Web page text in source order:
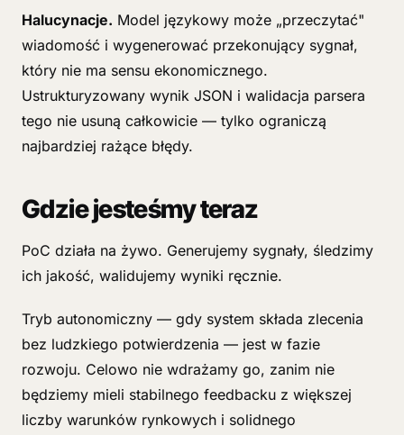
Halucynacje. Model językowy może „przeczytać"
wiadomość i wygenerować przekonujący sygnał,
który nie ma sensu ekonomicznego.
Ustrukturyzowany wynik JSON i walidacja parsera
tego nie usuną całkowicie — tylko ograniczą
najbardziej rażące błędy.
Gdzie jesteśmy teraz
PoC działa na żywo. Generujemy sygnały, śledzimy
ich jakość, walidujemy wyniki ręcznie.
Tryb autonomiczny — gdy system składa zlecenia
bez ludzkiego potwierdzenia — jest w fazie
rozwoju. Celowo nie wdrażamy go, zanim nie
będziemy mieli stabilnego feedbacku z większej
liczby warunków rynkowych i solidnego